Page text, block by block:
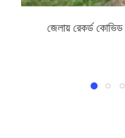
জেলায় রেকর্ড